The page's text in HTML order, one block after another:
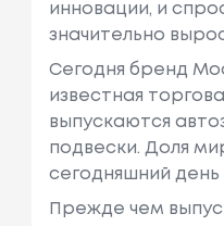
инновации, и
значительно
Сегодня бренд
известная
выпускаются
подвески. Доля
сегодняшний день
Прежде чем